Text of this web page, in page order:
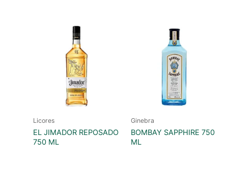
Licores
EL JIMADOR REPOSADO
750 ML
Ginebra
BOMBAY SAPPHIRE 750
ML